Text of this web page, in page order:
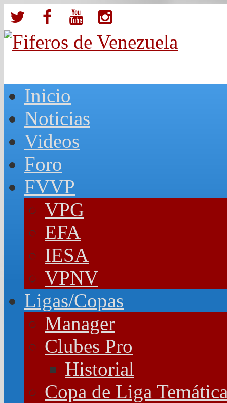
Inicio
Noticias
Videos
Foro
FVVP
VPG
EFA
IESA
VPNV
Ligas/Copas
Manager
Clubes Pro
Historial
Copa de Liga